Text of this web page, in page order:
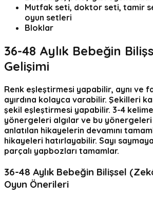
Mutfak seti, doktor seti, tamir
oyun setleri
Bloklar
36-48 Aylık Bebeğin
Gelişimi
Renk eşleştirmesi yapabilir, aynı ve
ayırdına kolayca varabilir. Şekilleri
şekil eşleştirmesi yapabilir. 3-4
yönergeleri algılar ve bu yönergeleri
anlatılan hikayelerin devamını
hikayeleri hatırlayabilir. Sayı
parçalı yapbozları tamamlar.
36-48 Aylık Bebeğin Bilişsel
Oyun Önerileri